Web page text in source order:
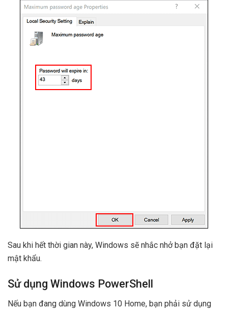
Sau khi hết thời gian này, Windows sẽ nhắc nhở bạn đặt lại
mật khẩu.
Sử dụng Windows PowerShell
Nếu bạn đang dùng Windows 10 Home, bạn phải sử dụng